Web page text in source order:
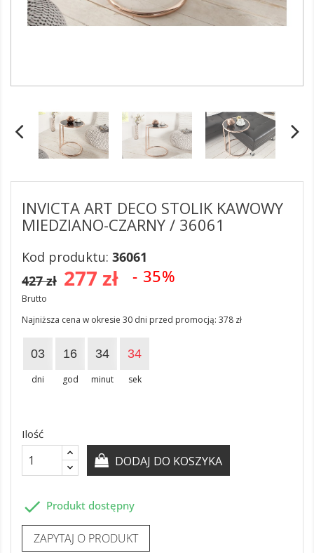
INVICTA ART DECO STOLIK KAWOWY
MIEDZIANO-CZARNY / 36061
Kod produktu: 36061
277 zł - 35%
427 zł
Brutto
Najniższa cena w okresie 30 dni przed promocją: 378 zł
03
dni
16
god
34
minut
33
sek
Ilość
DODAJ DO KOSZYKA
 Produkt dostępny
ZAPYTAJ O PRODUKT